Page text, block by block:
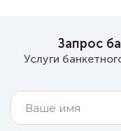
Запрос
Услуги